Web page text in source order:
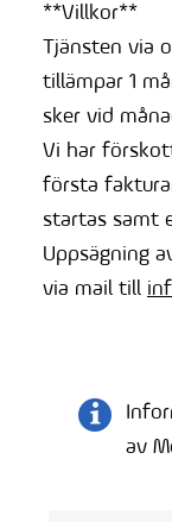
**Villkor**
Tjänsten via
tillämpar 1
sker vid
Vi har
första
startas samt
Uppsägning
via mail till
av